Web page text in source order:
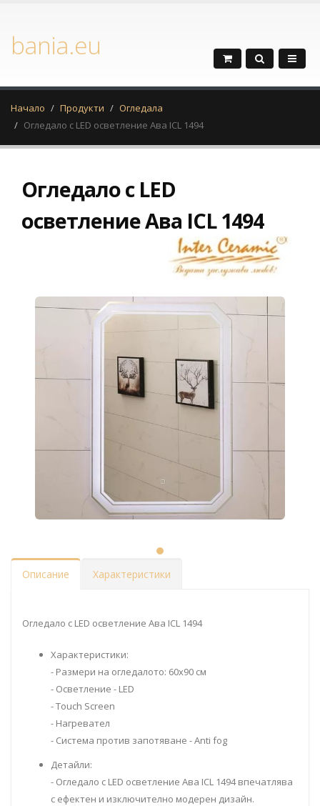
bania.eu
Начало Продукти
Огледала
Огледало с LED осветление Ава ICL 1494
Огледало с LED
осветление Ава ICL 1494
Описание Характеристики
Огледало с LED осветление Ава ICL 1494
Характеристики:
- Размери на огледалото: 60x90 см
- Осветление - LED
- Touch Screen
- Нагревател
- Система против запотяване - Anti fog
Детайли:
- Огледало с LED осветление Ава ICL 1494 впечатлява
с ефектен и изключително модерен дизайн.